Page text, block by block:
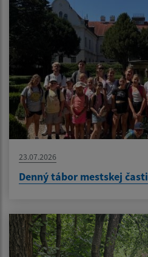
23.07.2026
Denný tábor mestskej časti